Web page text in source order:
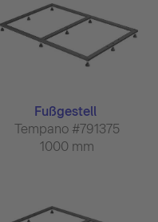
Fußgestell
Tempano #791375
1000 mm